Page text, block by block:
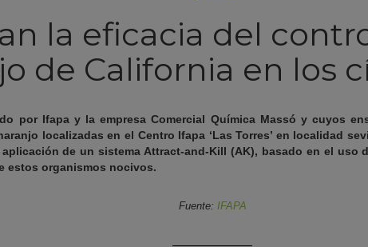
la eficacia del
de California en los
por Ifapa y la empresa Comercial Química Massó y cuyos
localizadas en el Centro Ifapa ‘Las Torres’ en localidad
de un sistema Attract-and-Kill (AK), basado en el uso
estos organismos nocivos.
Fuente: IFAPA